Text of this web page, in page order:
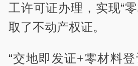
工许可证办理，实现“
取了不动产权证。
“交地即发证+零材料